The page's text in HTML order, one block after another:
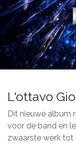
L'ottavo
Dit nieuwe album
voor de band en
zwaarste werk tot